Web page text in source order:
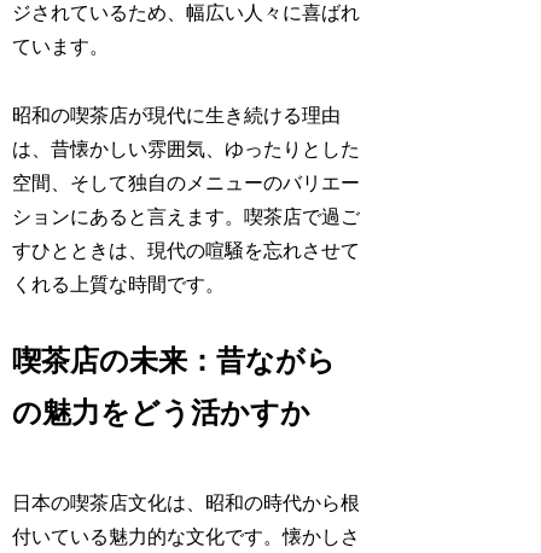
ジされているため、幅広い人々に喜ばれ
ています。
昭和の喫茶店が現代に生き続ける理由
は、昔懐かしい雰囲気、ゆったりとした
空間、そして独自のメニューのバリエー
ションにあると言えます。喫茶店で過ご
すひとときは、現代の喧騒を忘れさせて
くれる上質な時間です。
喫茶店の未来：昔ながら
の魅力をどう活かすか
日本の喫茶店文化は、昭和の時代から根
付いている魅力的な文化です。懐かしさ